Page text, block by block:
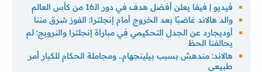
فيديو | فيفا يعلن أفضل هدف في دور الـ16 من كأس العالم
والد هالاند غاضبًا بعد الخروج أمام إنجلترا: الفوز سُرق مننا
أوديجارد عن الجدل التحكيمي في مباراة إنجلترا والنرويج: لم
يحالفنا الحظ
هالاند: مندهش بسبب بيلينجهام.. ومجاملة الحكام للكبار أمر
طبيعي